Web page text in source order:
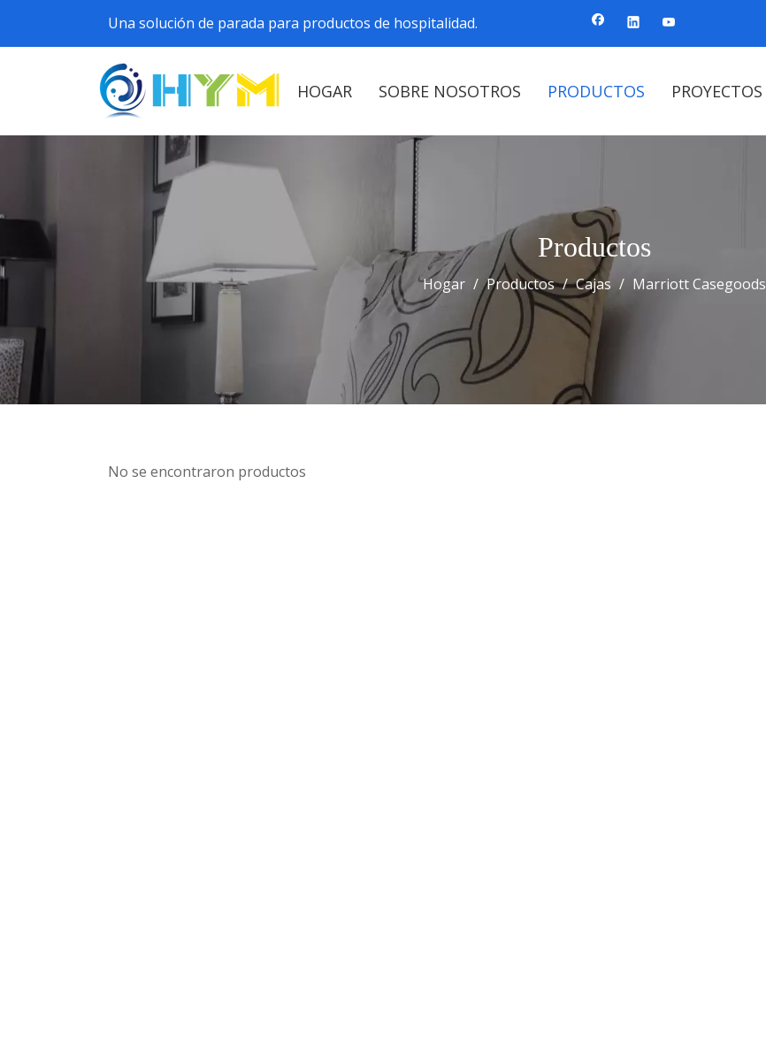
Una solución de parada para productos de hospitalidad.
HOGAR SOBRE NOSOTROS PRODUCTOS PROYECTOS
Productos
Hogar / Productos / Cajas / Marriott Casegoods
No se encontraron productos